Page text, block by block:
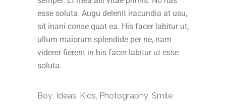
esse soluta. Augu delenit iracundia at usu,
sit inani conse quat ea. His facer labitur ut,
ullum maiorum splendide per ne, nam
viderer fierent in his facer labitur ut esse
soluta.
Boy Ideas Kids Photography Smile